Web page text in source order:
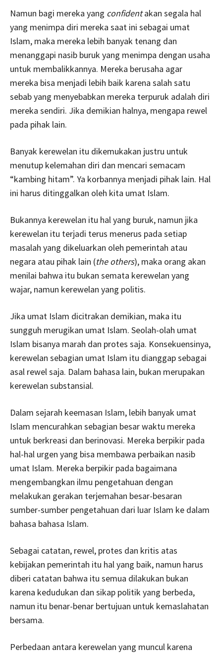
Namun bagi mereka yang confidentakan segala hal
yang menimpa diri mereka saat ini sebagai umat
Islam, maka mereka lebih banyak tenang dan
menanggapi nasib buruk yang menimpa dengan usaha
untuk membalikkannya. Mereka berusaha agar
mereka bisa menjadi lebih baik karena salah satu
sebab yang menyebabkan mereka terpuruk adalah diri
mereka sendiri. Jika demikian halnya, mengapa rewel
pada pihak lain.
Banyak kerewelan itu dikemukakan justru untuk
menutup kelemahan diri dan mencari semacam
“kambing hitam”. Ya korbannya menjadi pihak lain. Hal
ini harus ditinggalkan oleh kita umat Islam.
Bukannya kerewelan itu hal yang buruk, namun jika
kerewelan itu terjadi terus menerus pada setiap
masalah yang dikeluarkan oleh pemerintah atau
negara atau pihak lain (the others), maka orang akan
menilai bahwa itu bukan semata kerewelan yang
wajar, namun kerewelan yang politis.
Jika umat Islam dicitrakan demikian, maka itu
sungguh merugikan umat Islam. Seolah-olah umat
Islam bisanya marah dan protes saja. Konsekuensinya,
kerewelan sebagian umat Islam itu dianggap sebagai
asal rewel saja. Dalam bahasa lain, bukan merupakan
kerewelan substansial.
Dalam sejarah keemasan Islam, lebih banyak umat
Islam mencurahkan sebagian besar waktu mereka
untuk berkreasi dan berinovasi. Mereka berpikir pada
hal-hal urgen yang bisa membawa perbaikan nasib
umat Islam. Mereka berpikir pada bagaimana
mengembangkan ilmu pengetahuan dengan
melakukan gerakan terjemahan besar-besaran
sumber-sumber pengetahuan dari luar Islam ke dalam
bahasa bahasa Islam.
Sebagai catatan, rewel, protes dan kritis atas
kebijakan pemerintah itu hal yang baik, namun harus
diberi catatan bahwa itu semua dilakukan bukan
karena kedudukan dan sikap politik yang berbeda,
namun itu benar-benar bertujuan untuk kemaslahatan
bersama.
Perbedaan antara kerewelan yang muncul karena